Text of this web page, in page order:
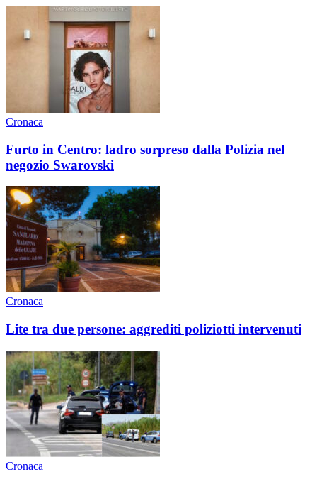
Cronaca
Furto in Centro: ladro sorpreso dalla Polizia nel
negozio Swarovski
Cronaca
Lite tra due persone: aggrediti poliziotti intervenuti
Cronaca